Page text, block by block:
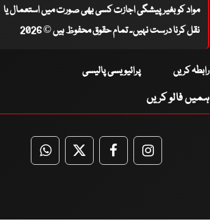
مواد کو بغیر پیشگی اجازت کسی بھی صورت میں استعمال یا
نقل کرنا درست نہیں۔ تمام حقوق محفوظ ہیں © 2026
رابطہ کریں پرائیویسی پالیسی
ہمیں فالو کریں
WhatsApp
TwitterFacebookFacebook